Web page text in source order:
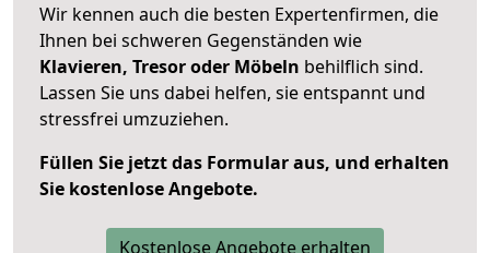
Wir kennen auch die besten Expertenfirmen, die
Ihnen bei schweren Gegenständen wie
Klavieren, Tresor oder Möbeln behilflich sind.
Lassen Sie uns dabei helfen, sie entspannt und
stressfrei umzuziehen.
Füllen Sie jetzt das Formular aus, und erhalten
Sie kostenlose Angebote.
Kostenlose Angebote erhalten